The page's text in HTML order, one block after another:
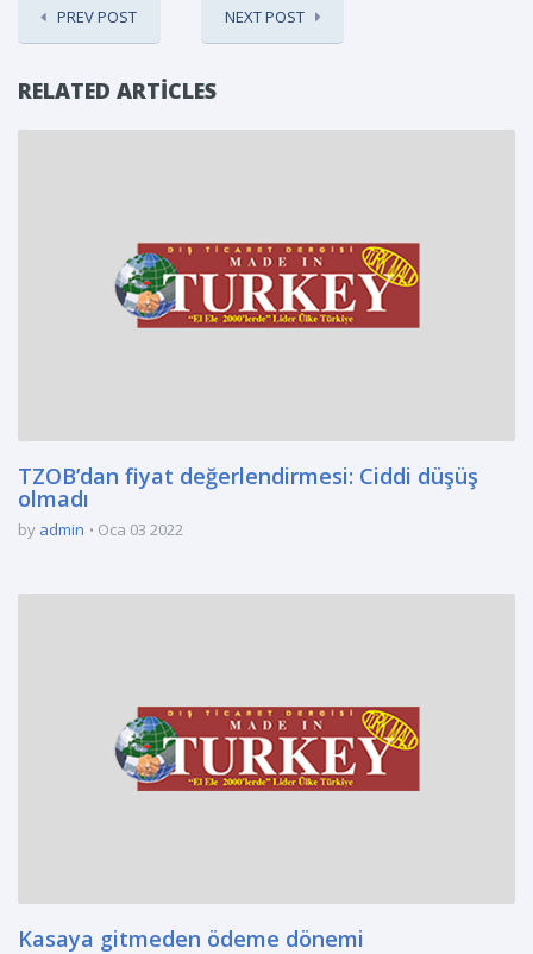
PREV POST NEXT POST
RELATED ARTICLES
TZOB’dan fiyat değerlendirmesi: Ciddi düşüş
olmadı
by admin Oca 03 2022
Kasaya gitmeden ödeme dönemi